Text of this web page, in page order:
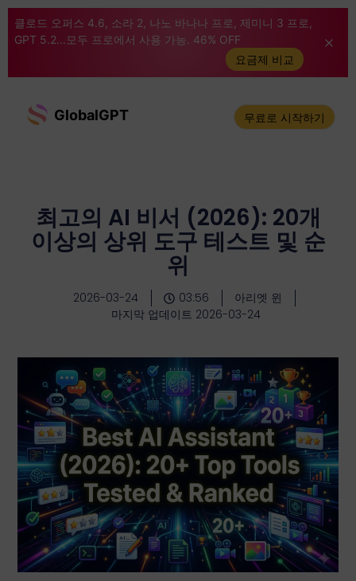
클로드 오퍼스 4.6, 소라 2, 나노 바나나 프로, 제미니 3 프로,
GPT 5.2...모두 프로에서 사용 가능. 46% OFF
요금제 비교
GlobalGPT 무료로 시작하기
최고의 AI 비서 (2026): 20개
이상의 상위 도구 테스트 및 순
위
2026-03-24 03:56
아리엣 윈
마지막 업데이트 2026-03-24